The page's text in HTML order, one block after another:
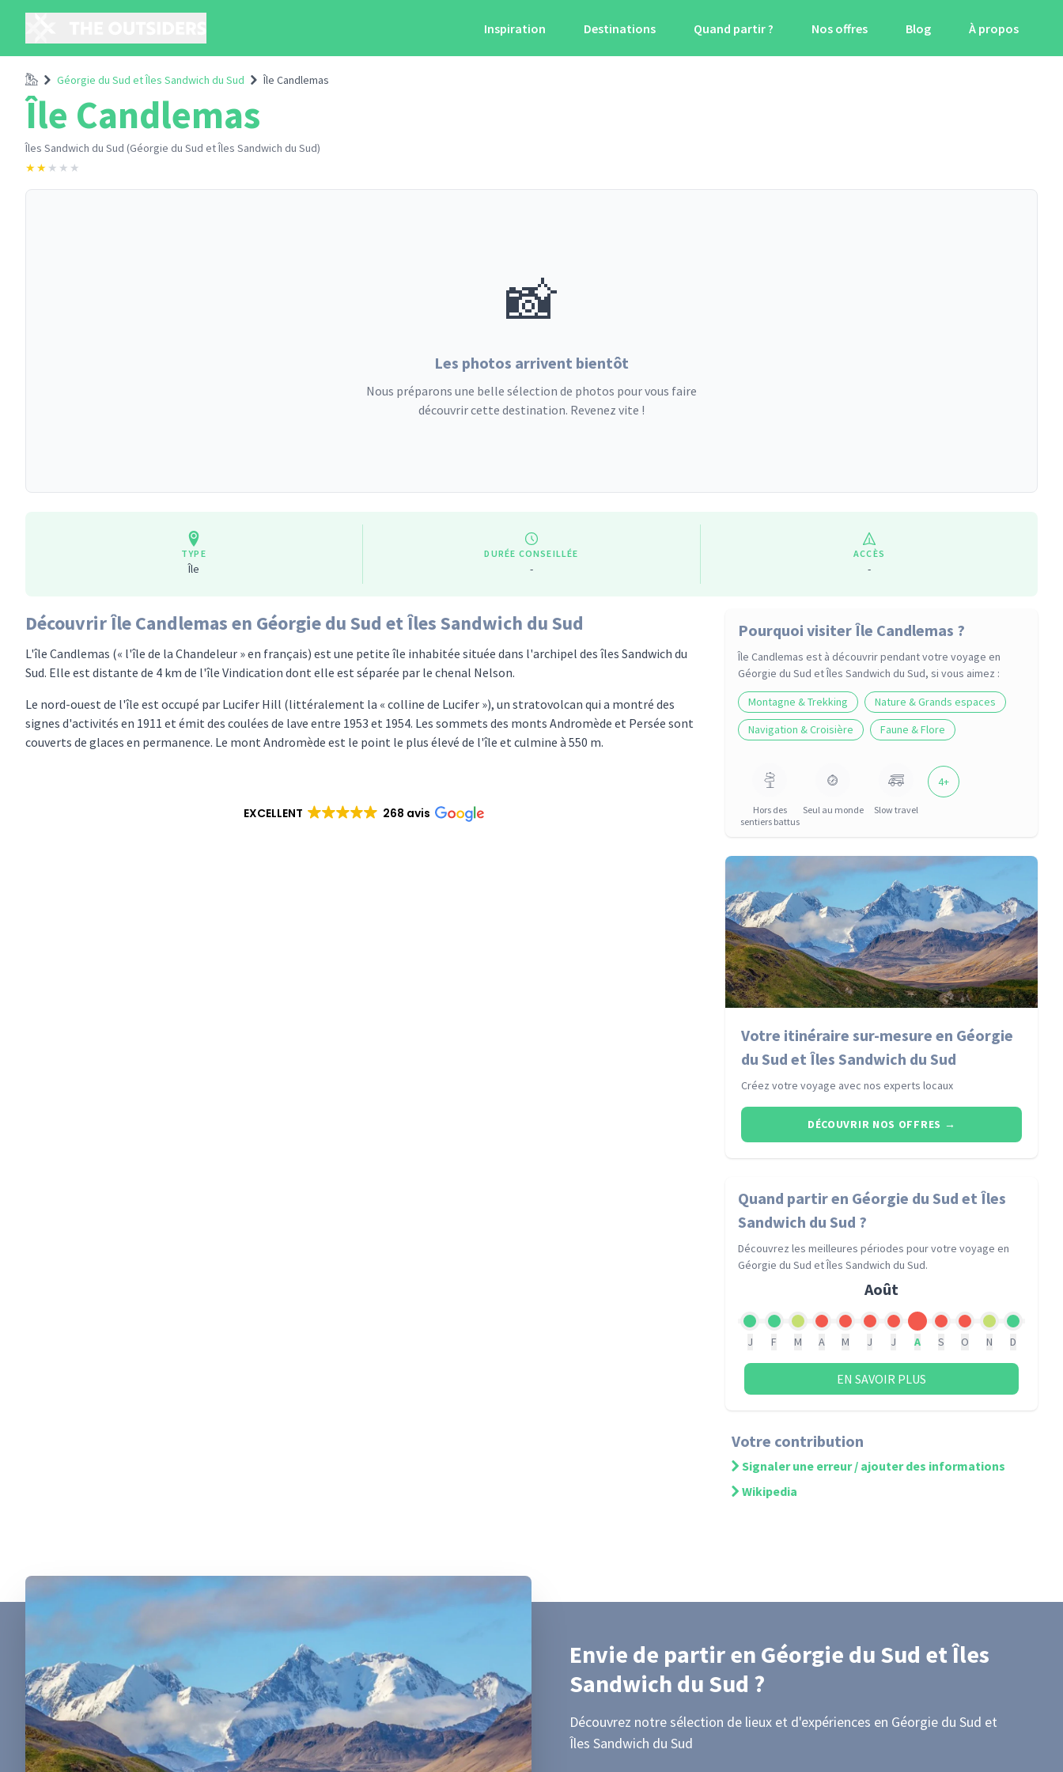
Inspiration Destinations Quand partir ? Nos offres Blog À propos
AccueilGéorgie du Sud et Îles Sandwich du Sud Île Candlemas
Île Candlemas
Îles Sandwich du Sud (Géorgie du Sud et Îles Sandwich du Sud)
★★ ★ ★ ★
📸
Les photos arrivent bientôt
Nous préparons une belle sélection de photos pour vous faire
découvrir cette destination. Revenez vite !
TYPE
Île
DURÉE CONSEILLÉE
-
ACCÈS
-
Découvrir Île Candlemas en Géorgie du Sud et Îles Sandwich du Sud
L'île Candlemas (« l'île de la Chandeleur » en français) est une petite île inhabitée située dans l'archipel des îles Sandwich du
Sud. Elle est distante de 4 km de l'île Vindication dont elle est séparée par le chenal Nelson.
Le nord-ouest de l'île est occupé par Lucifer Hill (littéralement la « colline de Lucifer »), un stratovolcan qui a montré des
signes d'activités en 1911 et émit des coulées de lave entre 1953 et 1954. Les sommets des monts Andromède et Persée sont
couverts de glaces en permanence. Le mont Andromède est le point le plus élevé de l'île et culmine à 550 m.
EXCELLENT 268 avis
Pourquoi visiter Île Candlemas ?
Île Candlemas est à découvrir pendant votre voyageen
Géorgie du Sud et Îles Sandwich du Sud, si vous aimez :
Montagne & Trekking
Nature & Grands espaces
Navigation & Croisière
Faune & Flore
Hors des
sentiers battus
Seul au monde Slow travel
4+
Votre itinéraire sur-mesure en Géorgie
du Sud et Îles Sandwich du Sud
Créez votre voyage avec nos experts locaux
DÉCOUVRIR NOS OFFRES →
Quand partiren Géorgie du Sud et Îles
Sandwich du Sud ?
Découvrez les meilleures périodes pour votre voyageen
Géorgie du Sud et Îles Sandwich du Sud.
Août
J F M A M J J A S O N D
EN SAVOIR PLUS
Votre contribution
Signaler une erreur / ajouter des informations
Wikipedia
Envie de partiren Géorgie du Sud et Îles
Sandwich du Sud ?
Découvrez notre sélection de lieux et d'expériences en Géorgie du Sud et
Îles Sandwich du Sud